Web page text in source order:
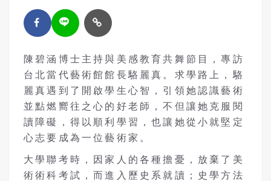
陳碧涵博士主持與美感教育共舞節目，專訪
台北當代藝術館館長駱麗真。求學路上，駱
麗真遇到了開啟學生心智，引領她認識藝術
並點燃嚮往之心的好老師，不但讓她克服閱
讀障礙，得以順利學習，也讓她從小就堅定
心志要成為一位藝術家。
大學聯考時，因家人的各種擔憂，放棄了美
術術科考試，而進入歷史系就讀；史學方法